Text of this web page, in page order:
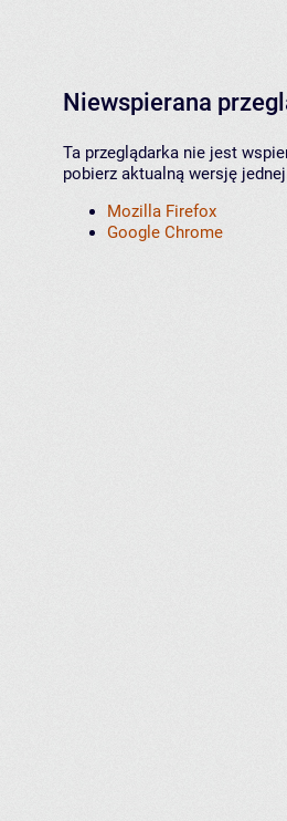
Niewspierana
Ta przeglądarka nie jest
pobierz aktualną wersję
Mozilla Firefox
Google Chrome